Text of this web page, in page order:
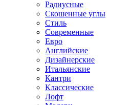
Радиусные
Скошенные углы
Стиль
Современные
Евро
Английские
Дизайнерские
Итальянские
Кантри
Классические
Лофт